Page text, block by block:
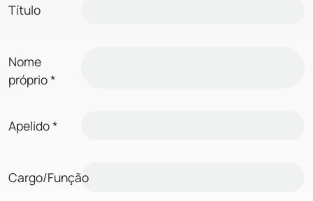
Título
Nome
próprio*
Apelido*
Cargo/Função